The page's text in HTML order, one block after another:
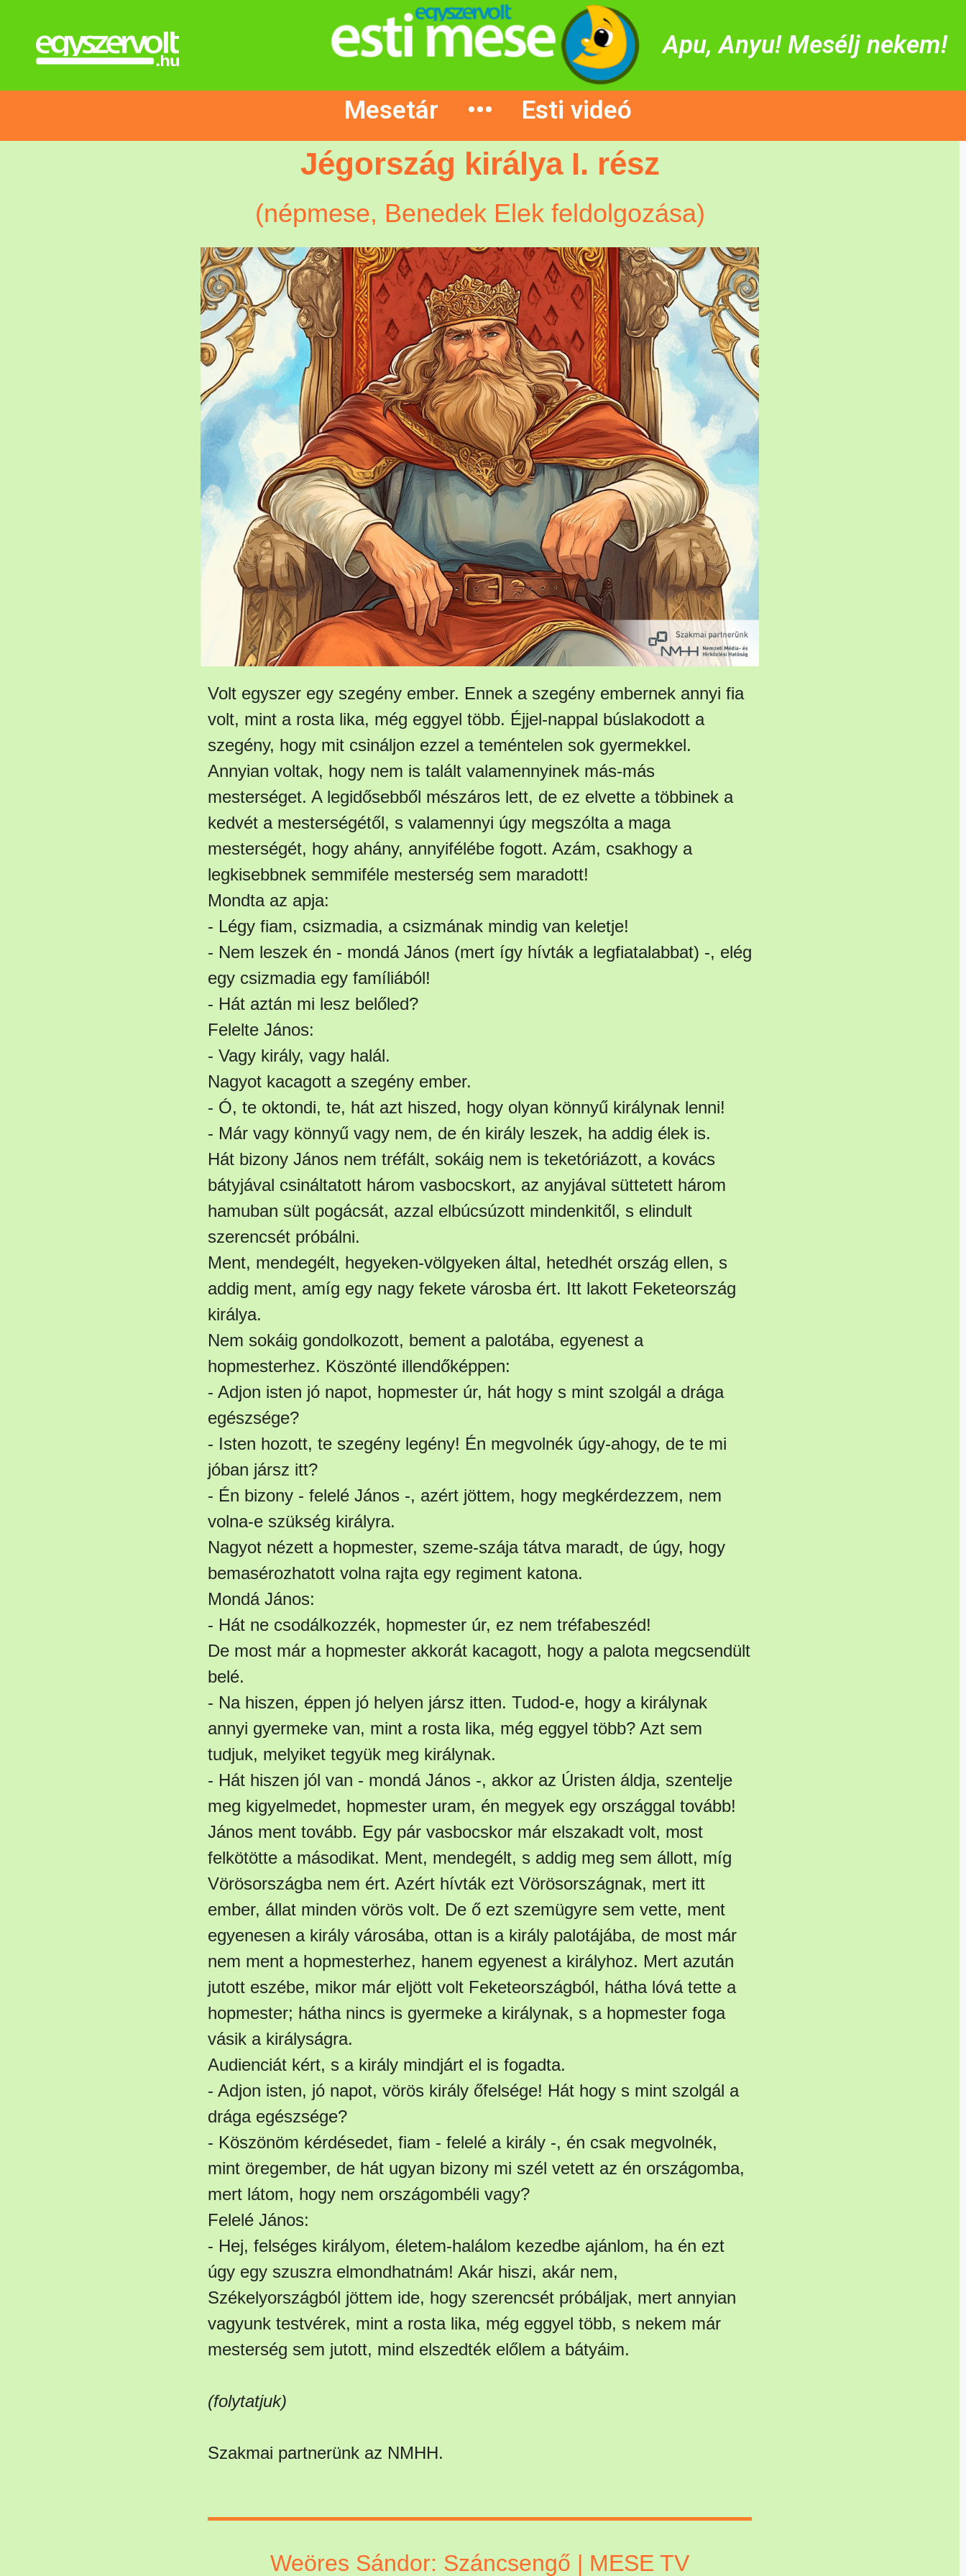
Apu, Anyu! Mesélj nekem!
Mesetár ••• Esti videó
Jégország királya I. rész
(népmese, Benedek Elek feldolgozása)
Volt egyszer egy szegény ember. Ennek a szegény embernek annyi fia
volt, mint a rosta lika, még eggyel több. Éjjel-nappal búslakodott a
szegény, hogy mit csináljon ezzel a teméntelen sok gyermekkel.
Annyian voltak, hogy nem is talált valamennyinek más-más
mesterséget. A legidősebből mészáros lett, de ez elvette a többinek a
kedvét a mesterségétől, s valamennyi úgy megszólta a maga
mesterségét, hogy ahány, annyifélébe fogott. Azám, csakhogy a
legkisebbnek semmiféle mesterség sem maradott!
Mondta az apja:
- Légy fiam, csizmadia, a csizmának mindig van keletje!
- Nem leszek én - mondá János (mert így hívták a legfiatalabbat) -, elég
egy csizmadia egy famíliából!
- Hát aztán mi lesz belőled?
Felelte János:
- Vagy király, vagy halál.
Nagyot kacagott a szegény ember.
- Ó, te oktondi, te, hát azt hiszed, hogy olyan könnyű királynak lenni!
- Már vagy könnyű vagy nem, de én király leszek, ha addig élek is.
Hát bizony János nem tréfált, sokáig nem is teketóriázott, a kovács
bátyjával csináltatott három vasbocskort, az anyjával süttetett három
hamuban sült pogácsát, azzal elbúcsúzott mindenkitől, s elindult
szerencsét próbálni.
Ment, mendegélt, hegyeken-völgyeken által, hetedhét ország ellen, s
addig ment, amíg egy nagy fekete városba ért. Itt lakott Feketeország
királya.
Nem sokáig gondolkozott, bement a palotába, egyenest a
hopmesterhez. Köszönté illendőképpen:
- Adjon isten jó napot, hopmester úr, hát hogy s mint szolgál a drága
egészsége?
- Isten hozott, te szegény legény! Én megvolnék úgy-ahogy, de te mi
jóban jársz itt?
- Én bizony - felelé János -, azért jöttem, hogy megkérdezzem, nem
volna-e szükség királyra.
Nagyot nézett a hopmester, szeme-szája tátva maradt, de úgy, hogy
bemasérozhatott volna rajta egy regiment katona.
Mondá János:
- Hát ne csodálkozzék, hopmester úr, ez nem tréfabeszéd!
De most már a hopmester akkorát kacagott, hogy a palota megcsendült
belé.
- Na hiszen, éppen jó helyen jársz itten. Tudod-e, hogy a királynak
annyi gyermeke van, mint a rosta lika, még eggyel több? Azt sem
tudjuk, melyiket tegyük meg királynak.
- Hát hiszen jól van - mondá János -, akkor az Úristen áldja, szentelje
meg kigyelmedet, hopmester uram, én megyek egy országgal tovább!
János ment tovább. Egy pár vasbocskor már elszakadt volt, most
felkötötte a másodikat. Ment, mendegélt, s addig meg sem állott, míg
Vörösországba nem ért. Azért hívták ezt Vörösországnak, mert itt
ember, állat minden vörös volt. De ő ezt szemügyre sem vette, ment
egyenesen a király városába, ottan is a király palotájába, de most már
nem ment a hopmesterhez, hanem egyenest a királyhoz. Mert azután
jutott eszébe, mikor már eljött volt Feketeországból, hátha lóvá tette a
hopmester; hátha nincs is gyermeke a királynak, s a hopmester foga
vásik a királyságra.
Audienciát kért, s a király mindjárt el is fogadta.
- Adjon isten, jó napot, vörös király őfelsége! Hát hogy s mint szolgál a
drága egészsége?
- Köszönöm kérdésedet, fiam - felelé a király -, én csak megvolnék,
mint öregember, de hát ugyan bizony mi szél vetett az én országomba,
mert látom, hogy nem országombéli vagy?
Felelé János:
- Hej, felséges királyom, életem-halálom kezedbe ajánlom, ha én ezt
úgy egy szuszra elmondhatnám! Akár hiszi, akár nem,
Székelyországból jöttem ide, hogy szerencsét próbáljak, mert annyian
vagyunk testvérek, mint a rosta lika, még eggyel több, s nekem már
mesterség sem jutott, mind elszedték előlem a bátyáim.
(folytatjuk)
Szakmai partnerünk az NMHH.
Weöres Sándor: Száncsengő | MESE TV